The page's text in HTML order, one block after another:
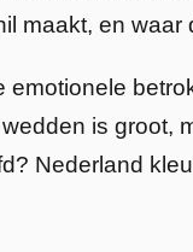
maakt, en
is groot,
Nederland